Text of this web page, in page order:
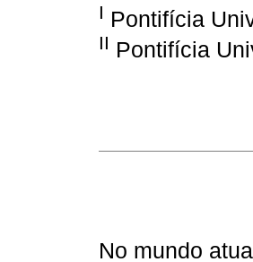
I Pontifícia
II Pontifícia
No mundo